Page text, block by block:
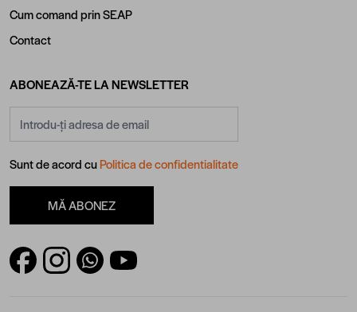
Cum comand prin SEAP
Contact
ABONEAZĂ-TE LA NEWSLETTER
Sunt de acord cuPolitica de confidentialitate
MĂ ABONEZ